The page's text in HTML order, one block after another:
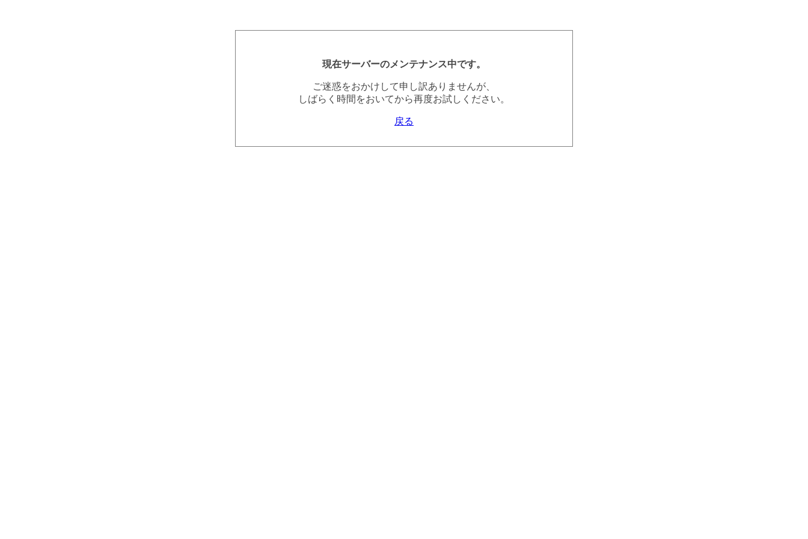
現在サーバーのメンテナンス中です。
ご迷惑をおかけして申し訳ありませんが、
しばらく時間をおいてから再度お試しください。
戻る